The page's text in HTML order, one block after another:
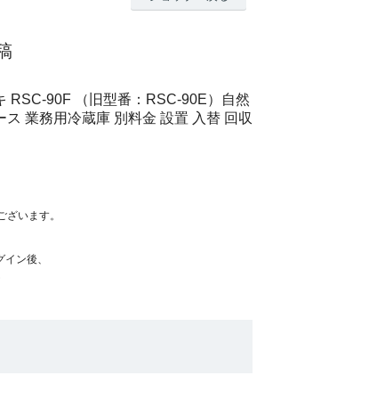
RSC-90F （旧型番：RSC-90E）自然
業務用冷蔵庫 別料金 設置 入替 回収
います。
ン後、